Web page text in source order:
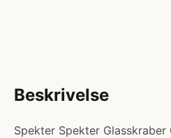
Beskrivelse
Spekter Spekter Glasskraber